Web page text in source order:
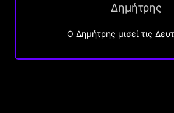
Δημήτρης
O Δημήτρης μισεί τις